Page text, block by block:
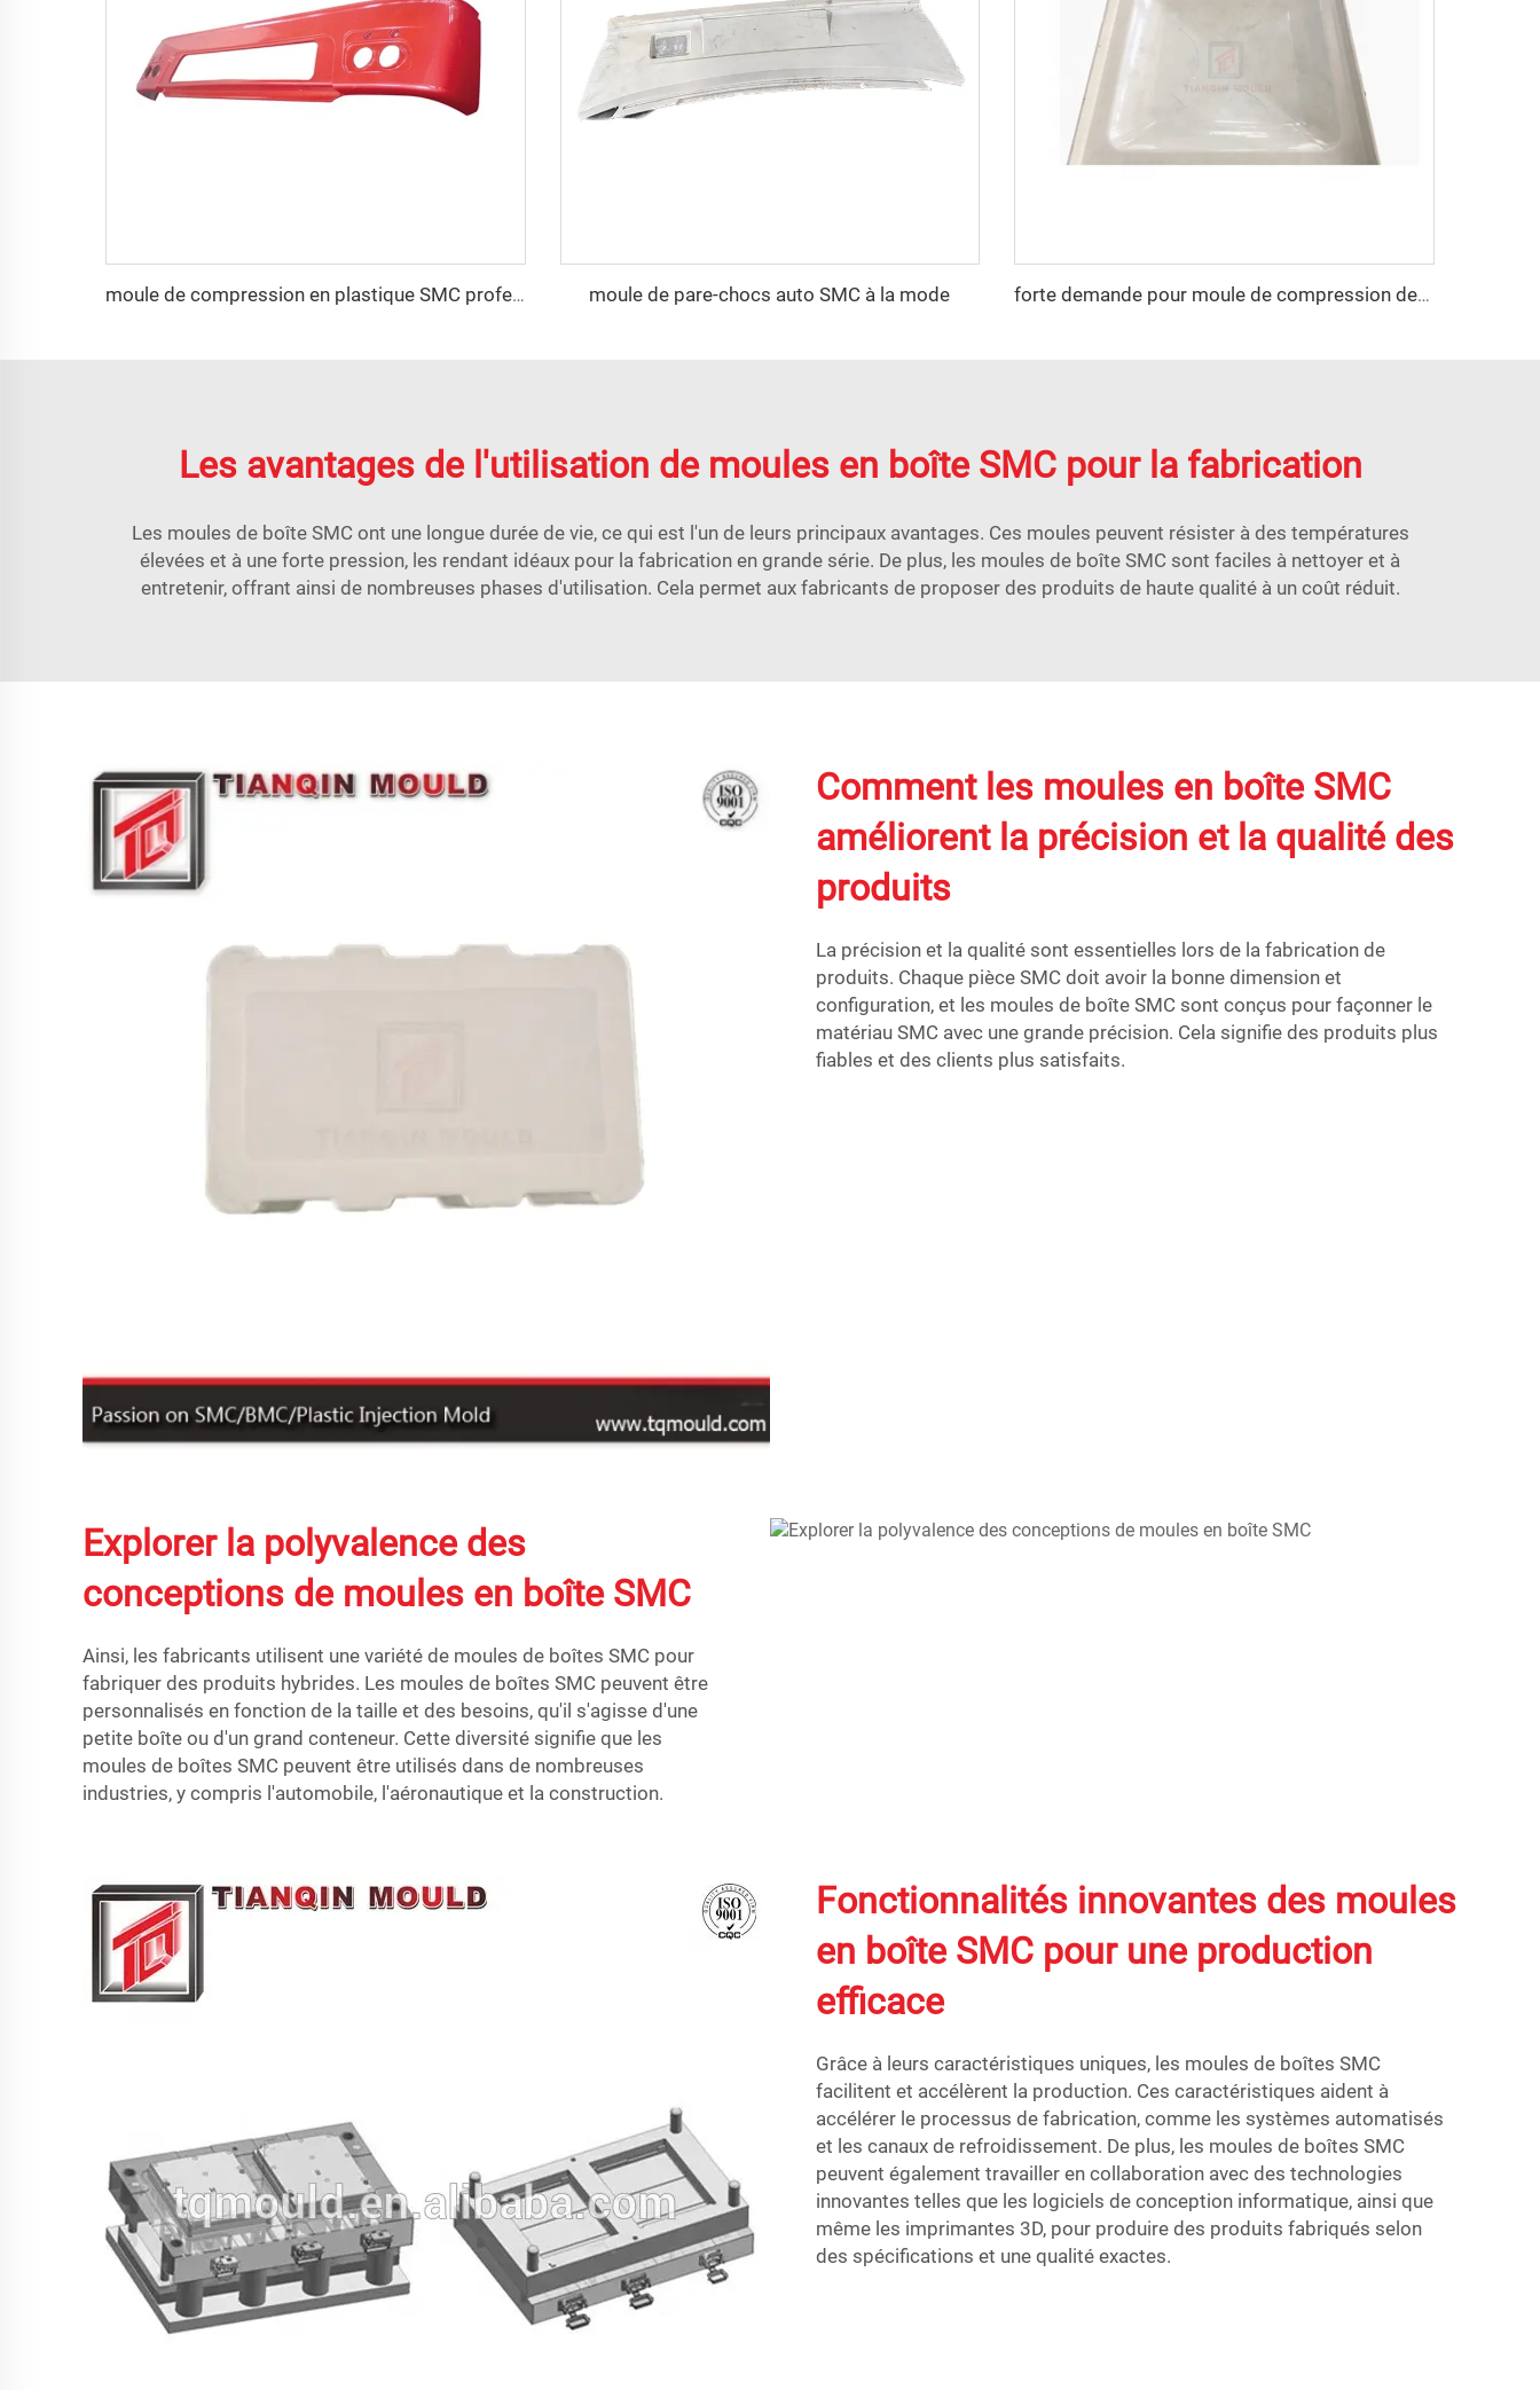
moule de compression en plastique SMC professionnel pour pare-chocs automobile moule de pare-chocs auto SMC à la mode forte demande pour moule de compression de panneau de réservoir d'eau SMC
Les avantages de l'utilisation de moules en boîte SMC pour la fabrication
Les moules de boîte SMC ont une longue durée de vie, ce qui est l'un de leurs principaux avantages. Ces moules peuvent résister à des températures
élevées et à une forte pression, les rendant idéaux pour la fabrication en grande série. De plus, les moules de boîte SMC sont faciles à nettoyer et à
entretenir, offrant ainsi de nombreuses phases d'utilisation. Cela permet aux fabricants de proposer des produits de haute qualité à un coût réduit.
Comment les moules en boîte SMC
améliorent la précision et la qualité des
produits
La précision et la qualité sont essentielles lors de la fabrication de
produits. Chaque pièce SMC doit avoir la bonne dimension et
configuration, et les moules de boîte SMC sont conçus pour façonner le
matériau SMC avec une grande précision. Cela signifie des produits plus
fiables et des clients plus satisfaits.
Explorer la polyvalence des
conceptions de moules en boîte SMC
Ainsi, les fabricants utilisent une variété de moules de boîtes SMC pour
fabriquer des produits hybrides. Les moules de boîtes SMC peuvent être
personnalisés en fonction de la taille et des besoins, qu'il s'agisse d'une
petite boîte ou d'un grand conteneur. Cette diversité signifie que les
moules de boîtes SMC peuvent être utilisés dans de nombreuses
industries, y compris l'automobile, l'aéronautique et la construction.
Fonctionnalités innovantes des moules
en boîte SMC pour une production
efficace
Grâce à leurs caractéristiques uniques, les moules de boîtes SMC
facilitent et accélèrent la production. Ces caractéristiques aident à
accélérer le processus de fabrication, comme les systèmes automatisés
et les canaux de refroidissement. De plus, les moules de boîtes SMC
peuvent également travailler en collaboration avec des technologies
innovantes telles que les logiciels de conception informatique, ainsi que
même les imprimantes 3D, pour produire des produits fabriqués selon
des spécifications et une qualité exactes.